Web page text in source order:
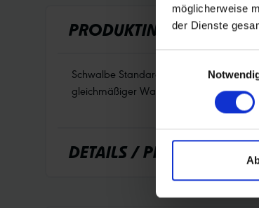
möglicherweise
der Dienste
Schwalbe Standard Fahrradschlauch
gleichmäßiger Wandstärke. Höchste
DETAILS /